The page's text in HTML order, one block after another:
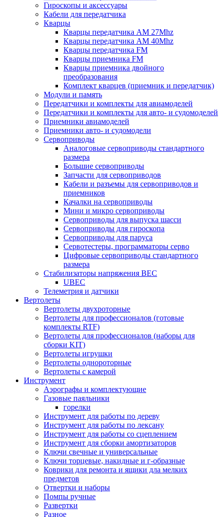
Гироскопы и аксессуары
Кабели для передатчика
Кварцы
Кварцы передатчика AM 27Mhz
Кварцы передатчика AM 40Mhz
Кварцы передатчика FM
Кварцы приемника FM
Кварцы приемника двойного
преобразования
Комплект кварцев (приемник и передатчик)
Модули и память
Передатчики и комплекты для авиамоделей
Передатчики и комплекты для авто- и судомоделей
Приемники авиамоделей
Приемники авто- и судомодели
Сервоприводы
Аналоговые сервоприводы стандартного
размера
Большие сервоприводы
Запчасти для сервоприводов
Кабели и разъемы для сервоприводов и
приемников
Качалки на сервоприводы
Мини и микро сервоприводы
Сервоприводы для выпуска шасси
Сервоприводы для гироскопа
Сервоприводы для паруса
Сервотестеры, программаторы серво
Цифровые сервоприводы стандартного
размера
Стабилизаторы напряжения BEC
UBEC
Телеметрия и датчики
Вертолеты
Вертолеты двухроторные
Вертолеты для профессионалов (готовые
комплекты RTF)
Вертолеты для профессионалов (наборы для
сборки KIT)
Вертолеты игрушки
Вертолеты однороторные
Вертолеты с камерой
Инструмент
Аэрографы и комплектующие
Газовые паяльники
горелки
Инструмент для работы по дереву
Инструмент для работы по лексану
Инструмент для работы со сцеплением
Инструмент для сборки амортизаторов
Ключи свечные и универсальные
Ключи торцевые, накидные и г-образные
Коврики для ремонта и ящики дла мелких
предметов
Отвертки и наборы
Помпы ручные
Развертки
Разное